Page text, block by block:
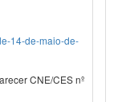
14-de-maio-de-
CNE/CES nº